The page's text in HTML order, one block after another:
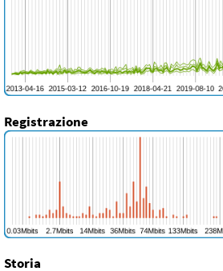
Registrazione
Storia